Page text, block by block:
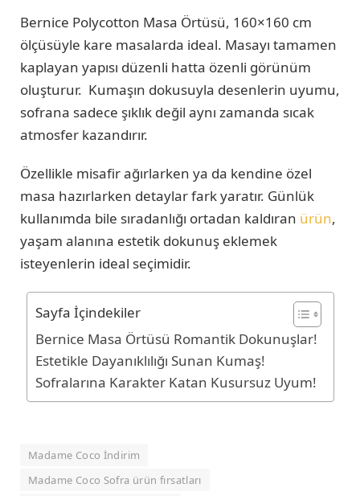
Bernice Polycotton Masa Örtüsü, 160×160 cm
ölçüsüyle kare masalarda ideal. Masayı tamamen
kaplayan yapısı düzenli hatta özenli görünüm
oluşturur. Kumaşın dokusuyla desenlerin uyumu,
sofrana sadece şıklık değil aynı zamanda sıcak
atmosfer kazandırır.
Özellikle misafir ağırlarken ya da kendine özel
masa hazırlarken detaylar fark yaratır. Günlük
kullanımda bile sıradanlığı ortadan kaldıran ürün,
yaşam alanına estetik dokunuş eklemek
isteyenlerin ideal seçimidir.
Sayfa İçindekiler
Bernice Masa Örtüsü Romantik Dokunuşlar!
Estetikle Dayanıklılığı Sunan Kumaş!
Sofralarına Karakter Katan Kusursuz Uyum!
Madame Coco İndirim
Madame Coco Sofra ürün fırsatları